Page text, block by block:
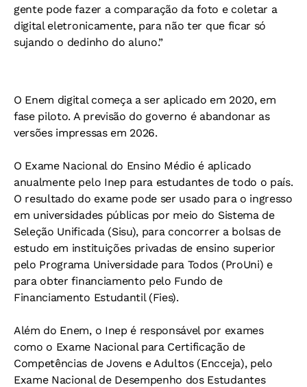
gente pode fazer a comparação da foto e coletar a
digital eletronicamente, para não ter que ficar só
sujando o dedinho do aluno.”
O Enem digital começa a ser aplicado em 2020, em
fase piloto. A previsão do governo é abandonar as
versões impressas em 2026.
O Exame Nacional do Ensino Médio é aplicado
anualmente pelo Inep para estudantes de todo o país.
O resultado do exame pode ser usado para o ingresso
em universidades públicas por meio do Sistema de
Seleção Unificada (Sisu), para concorrer a bolsas de
estudo em instituições privadas de ensino superior
pelo Programa Universidade para Todos (ProUni) e
para obter financiamento pelo Fundo de
Financiamento Estudantil (Fies).
Além do Enem, o Inep é responsável por exames
como o Exame Nacional para Certificação de
Competências de Jovens e Adultos (Encceja), pelo
Exame Nacional de Desempenho dos Estudantes